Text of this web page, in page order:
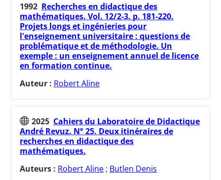
1992 Recherches en didactique des
mathématiques. Vol. 12/2-3. p. 181-220.
Projets longs et ingénieries pour
l'enseignement universitaire : questions de
problématique et de méthodologie. Un
exemple : un enseignement annuel de licence
en formation continue.
Auteur : Robert Aline
2025 Cahiers du Laboratoire de Didactique
André Revuz. N° 25. Deux itinéraires de
recherches en didactique des
mathématiques.
Auteurs : Robert Aline; Butlen Denis